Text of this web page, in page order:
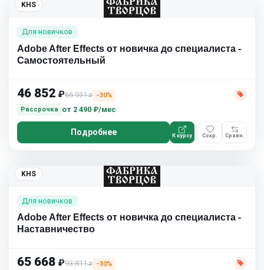
KHS
Для новичков
Adobe After Effects от новичка до специалиста -
Самостоятельный
46 852 ₽66 931₽
−30%
Рассрочка
от 2 490 ₽/мес
Подробнее К курсу Сохр. Сравн.
KHS
Для новичков
Adobe After Effects от новичка до специалиста -
Наставничество
65 668 ₽93 811₽
−30%